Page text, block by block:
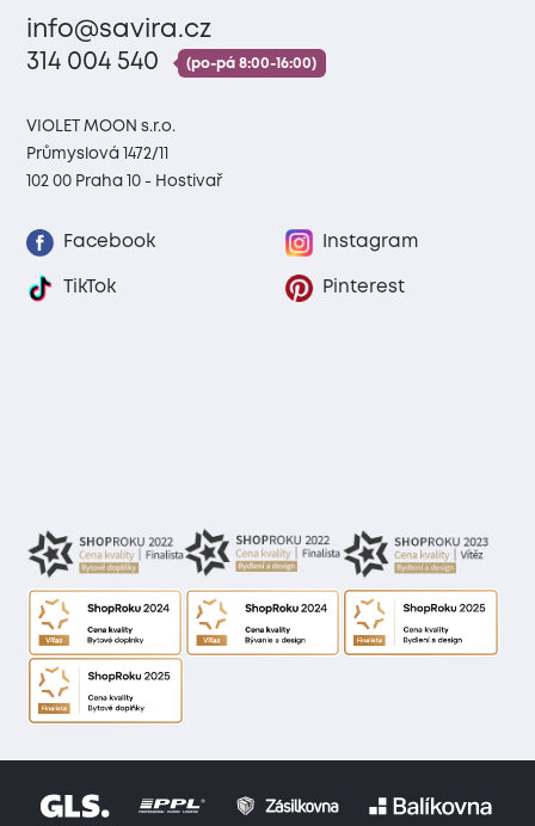
info@savira.cz
314 004 540
(po-pá 8:00-16:00)
VIOLET MOON s.r.o.
Průmyslová 1472/11
102 00 Praha 10 - Hostivař
Facebook Instagram
TikTok Pinterest